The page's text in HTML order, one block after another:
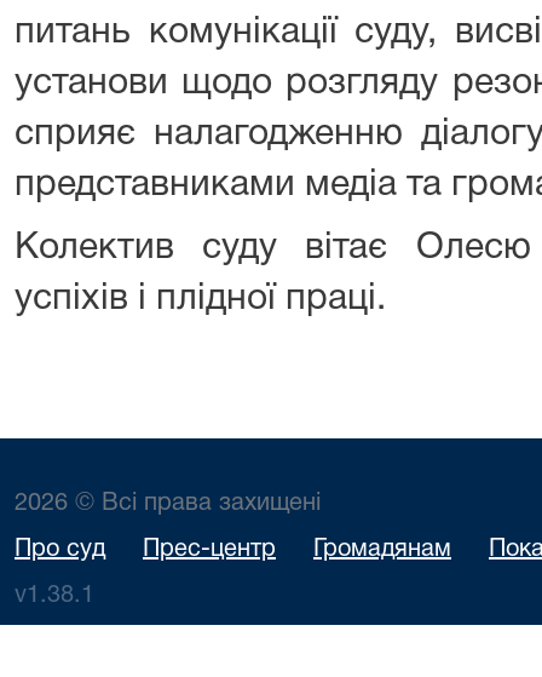
питань комунікації суду,
установи щодо розгляду
сприяє налагодженню
представниками медіа та
Колектив суду вітає
успіхів і плідної праці.
2026 © Всі права захищені
Про суд Прес-центр Громадянам
v1.38.1